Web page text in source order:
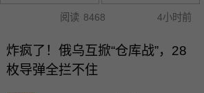
阅读 8468 4小时前
炸疯了！俄乌互掀“仓库战”，28
枚导弹全拦不住